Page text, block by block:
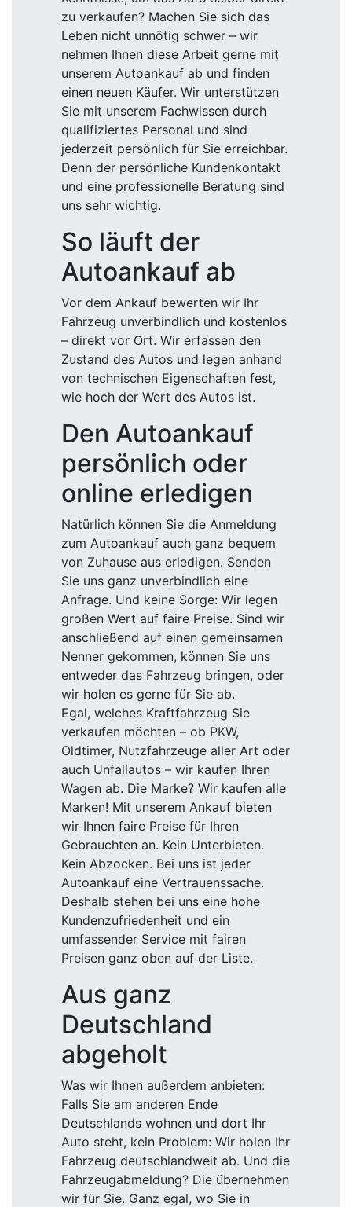
zu verkaufen? Machen Sie sich das
Leben nicht unnötig schwer – wir
nehmen Ihnen diese Arbeit gerne mit
unserem Autoankauf ab und finden
einen neuen Käufer. Wir unterstützen
Sie mit unserem Fachwissen durch
qualifiziertes Personal und sind
jederzeit persönlich für Sie erreichbar.
Denn der persönliche Kundenkontakt
und eine professionelle Beratung sind
uns sehr wichtig.
So läuft der
Autoankauf ab
Vor dem Ankauf bewerten wir Ihr
Fahrzeug unverbindlich und kostenlos
– direkt vor Ort. Wir erfassen den
Zustand des Autos und legen anhand
von technischen Eigenschaften fest,
wie hoch der Wert des Autos ist.
Den Autoankauf
persönlich oder
online erledigen
Natürlich können Sie die Anmeldung
zum Autoankauf auch ganz bequem
von Zuhause aus erledigen. Senden
Sie uns ganz unverbindlich eine
Anfrage. Und keine Sorge: Wir legen
großen Wert auf faire Preise. Sind wir
anschließend auf einen gemeinsamen
Nenner gekommen, können Sie uns
entweder das Fahrzeug bringen, oder
wir holen es gerne für Sie ab.
Egal, welches Kraftfahrzeug Sie
verkaufen möchten – ob PKW,
Oldtimer, Nutzfahrzeuge aller Art oder
auch Unfallautos – wir kaufen Ihren
Wagen ab. Die Marke? Wir kaufen alle
Marken! Mit unserem Ankauf bieten
wir Ihnen faire Preise für Ihren
Gebrauchten an. Kein Unterbieten.
Kein Abzocken. Bei uns ist jeder
Autoankauf eine Vertrauenssache.
Deshalb stehen bei uns eine hohe
Kundenzufriedenheit und ein
umfassender Service mit fairen
Preisen ganz oben auf der Liste.
Aus ganz
Deutschland
abgeholt
Was wir Ihnen außerdem anbieten:
Falls Sie am anderen Ende
Deutschlands wohnen und dort Ihr
Auto steht, kein Problem: Wir holen Ihr
Fahrzeug deutschlandweit ab. Und die
Fahrzeugabmeldung? Die übernehmen
wir für Sie. Ganz egal, wo Sie in